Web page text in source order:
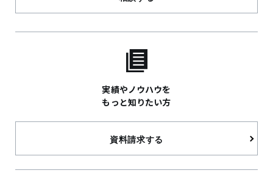
実績やノウハウを
もっと知りたい方
資料請求する